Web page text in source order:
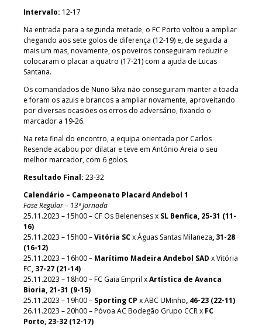
Intervalo: 12-17
Na entrada para a segunda metade, o FC Porto voltou a ampliar
chegando aos sete golos de diferença (12-19) e, de seguida a
mais um mas, novamente, os poveiros conseguiram reduzir e
colocaram o placar a quatro (17-21) com a ajuda de Lucas
Santana.
Os comandados de Nuno Silva não conseguiram manter a toada
e foram os azuis e brancos a ampliar novamente, aproveitando
por diversas ocasiões os erros do adversário, fixando o
marcador a 19-26.
Na reta final do encontro, a equipa orientada por Carlos
Resende acabou por dilatar e teve em António Areia o seu
melhor marcador, com 6 golos.
Resultado Final: 23-32
Calendário – Campeonato Placard Andebol 1
Fase Regular – 13ª Jornada
25.11.2023 – 15h00 – CF Os Belenenses x SL Benfica, 25-31 (11-
16)
25.11.2023 – 15h00 –Vitória SCx Águas Santas Milaneza, 31-28
(16-12)
25.11.2023 – 16h00 – Marítimo Madeira Andebol SAD x Vitória
FC, 37-27 (21-14)
25.11.2023 – 18h00 – FC Gaia Empril xArtística de Avanca
Bioria, 21-31 (9-15)
25.11.2023 – 19h00 – Sporting CP x ABC UMinho, 46-23 (22-11)
26.11.2023 – 20h00 – Póvoa AC Bodegão Grupo CCR x FC
Porto, 23-32 (12-17)